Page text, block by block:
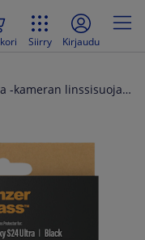
Siirry Kirjaudu
PanzerGlass Samsung Galaxy S24 Ultra -kameran linssisuoja